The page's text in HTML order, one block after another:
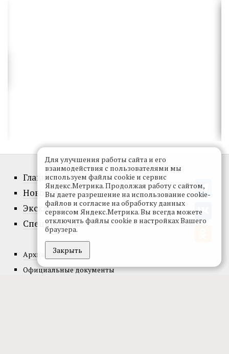
Главное
Новости
Эксклюзив
Спецпроекты
Архив номеров
Официальные документы
Для улучшения работы сайта и его
взаимодействия с пользователями мы
используем файлы cookie и сервис
Яндекс.Метрика. Продолжая работу с сайтом,
Вы даете разрешение на использование cookie-
файлов и согласие на обработку данных
сервисом Яндекс.Метрика. Вы всегда можете
отключить файлы cookie в настройках Вашего
браузера.
Закрыть